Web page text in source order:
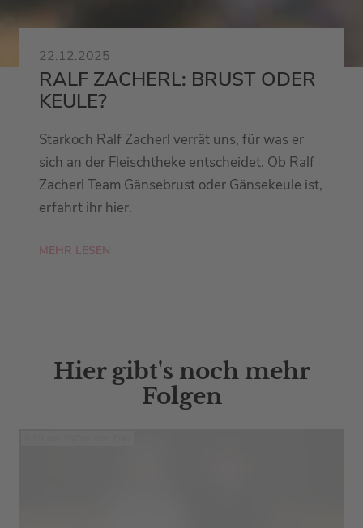
22.12.2025
RALF ZACHERL: BRUST ODER
KEULE?
Starkoch Ralf Zacherl verrät uns, für was er
sich an der Fleischtheke entscheidet. Ob Ralf
Zacherl Team Gänsebrust oder Gänsekeule ist,
erfahrt ihr hier.
MEHR LESEN
Hier gibt's noch mehr
Folgen